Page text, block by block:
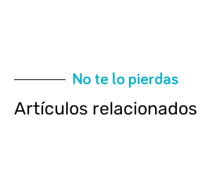
No te lo pierdas
Artículos relacionados